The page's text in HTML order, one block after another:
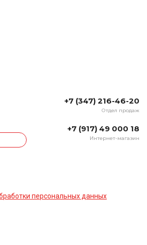
+7 (347) 216-46-20
Отдел продаж
+7 (917) 49 000 18
Интернет-магазин
персональных данных